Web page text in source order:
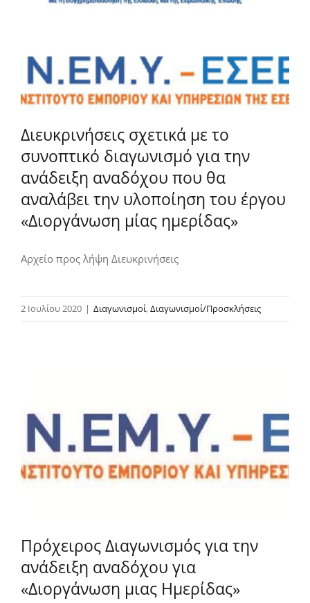
Διευκρινήσεις σχετικά με το
συνοπτικό διαγωνισμό για την
ανάδειξη αναδόχου που θα
αναλάβει την υλοποίηση του έργου
«Διοργάνωση μίας ημερίδας»
Αρχείο προς λήψη Διευκρινήσεις
2 Ιουλίου 2020 | Διαγωνισμοί,Διαγωνισμοί/Προσκλήσεις
Πρόχειρος Διαγωνισμός για την
ανάδειξη αναδόχου για
«Διοργάνωση μιας Ημερίδας»